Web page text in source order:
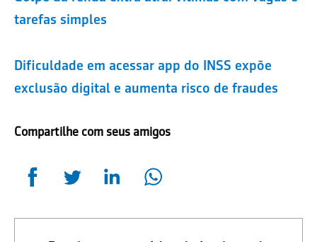
tarefas simples
Dificuldade em acessar app do INSS expõe
exclusão digital e aumenta risco de fraudes
Compartilhe com seus amigos